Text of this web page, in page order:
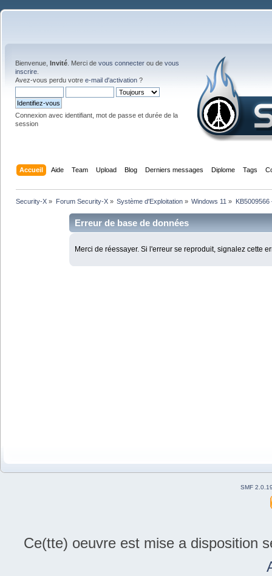
Bienvenue, Invité . Merci de vous connecter ou de vous
inscrire
Avez-vous perdu votre e-mail d'activation ?
Connexion avec identifiant, mot de passe et durée de la
session
Accueil Aide Team Upload Blog Derniers messages Diplome Tags
Security-X » Forum Security-X» Système d'Exploitation» Windows 11 » KB5009566
Erreur de base de données
Merci de réessayer. Si l'erreur se reproduit, signalez cette
SMF
Ce(tte) oeuvre est mise a disposition